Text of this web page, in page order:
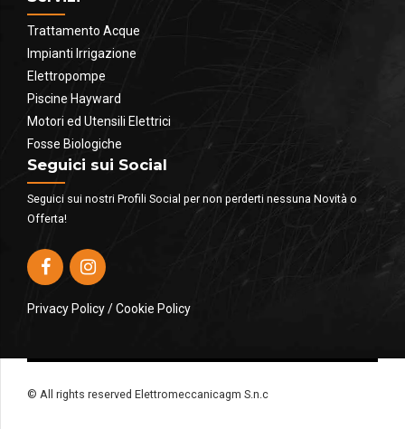
Trattamento Acque
Impianti Irrigazione
Elettropompe
Piscine Hayward
Motori ed Utensili Elettrici
Fosse Biologiche
Seguici sui Social
Seguici sui nostri Profili Social per non perderti nessuna Novità o
Offerta!
Privacy Policy/Cookie Policy
© All rights reserved Elettromeccanicagm S.n.c